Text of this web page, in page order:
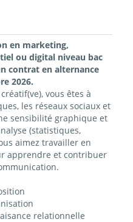
en marketing,
ou digital niveau bac
contrat en alternance
2026.
vous êtes à
les réseaux sociaux et
sensibilité graphique et
(statistiques,
aimez travailler en
apprendre et contribuer
relationnelle